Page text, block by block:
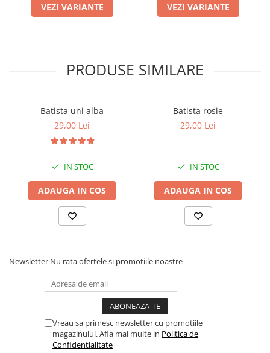
VEZI VARIANTE VEZI VARIANTE
PRODUSE SIMILARE
Batista uni alba
29,00 Lei
IN STOC
ADAUGA IN COS
Batista rosie
29,00 Lei
IN STOC
ADAUGA IN COS
Newsletter Nu rata ofertele si promotiile noastre
Vreau sa primesc newsletter cu promotiile
magazinului. Afla mai multe in Politica de
Confidentialitate